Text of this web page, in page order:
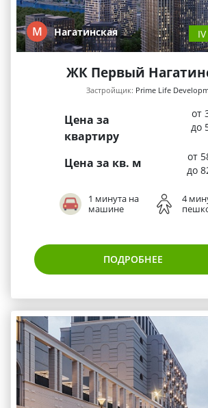
М Нагатинская
ЖК Первый
Застройщик: Prime Life
Цена за
квартиру
от
до
Цена за кв. м
от
до
1 минута на
машине
4
ПОДРОБНЕЕ